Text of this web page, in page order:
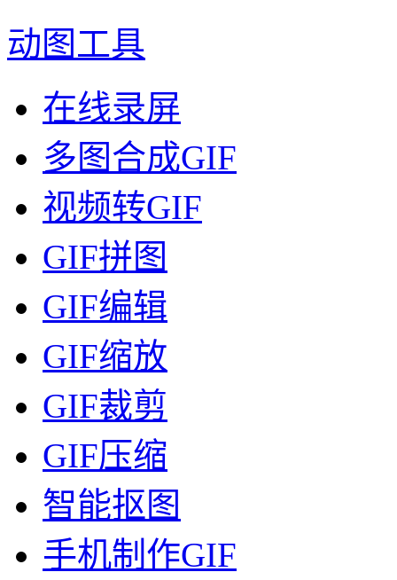
动图工具
在线录屏
多图合成GIF
视频转GIF
GIF拼图
GIF编辑
GIF缩放
GIF裁剪
GIF压缩
智能抠图
手机制作GIF